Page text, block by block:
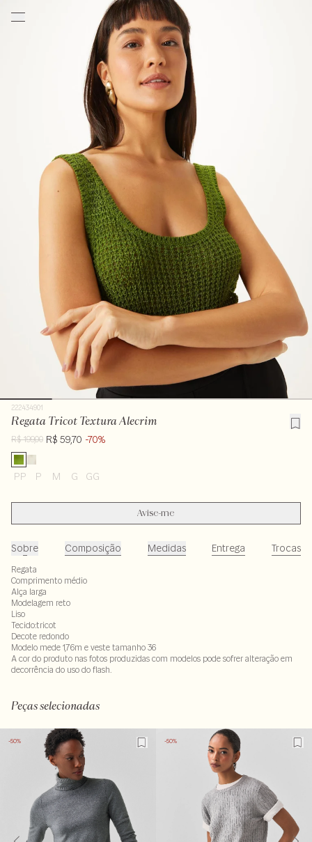
222434901
Regata Tricot Textura Alecrim
R$ 199,00 R$ 59,70 -70%
PP P M G GG
Avise-me
Sobre Composição Medidas Entrega Trocas
Regata
Comprimento médio
Alça larga
Modelagem reto
Liso
Tecido:tricot
Decote redondo
Modelo mede 1,76m e veste tamanho 36
A cor do produto nas fotos produzidas com modelos pode sofrer alteração em
decorrência do uso do flash.
Peças selecionadas
-50% -50%